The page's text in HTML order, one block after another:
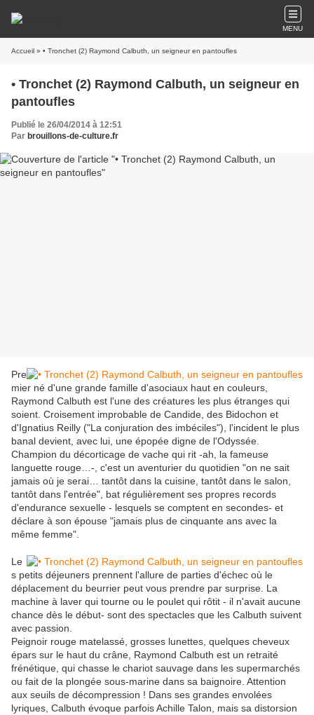
MENU
Accueil » • Tronchet (2) Raymond Calbuth, un seigneur en pantoufles
• Tronchet (2) Raymond Calbuth, un seigneur en
pantoufles
Publié le 26/04/2014 à 12:51
Par brouillons-de-culture.fr
Pre
mier né d'une grande famille d'asociaux haut en couleurs,
Raymond Calbuth est l'une des créatures les plus étranges qui
soient. Croisement improbable de Candide, des Bidochon et
d'Ignatius Reilly ("La conjuration des imbéciles"), l'incident le plus
banal devient, avec lui, une épopée digne de l'Odyssée.
Champion du décorticage de vache qui rit -ah, la fameuse
languette rouge…-, c'est un aventurier du quotidien "on ne sait
jamais où je serai… tantôt dans la cuisine, tantôt dans le salon,
tantôt dans l'entrée", bat régulièrement ses propres records
d'endurance sexuelle - lesquels se comptent en secondes- et
déclare à son épouse "jamais plus de cinquante ans avec la
même femme".
Le
s petits déjeuners prennent l'allure de parties d'échec où le
déplacement du beurrier peut vous prendre par surprise. La
machine à laver qui tourne ou le poulet qui rôtit - il n'avait aucune
chance dès le début- sont des spectacles que les Calbuth suivent
avec passion.
Peignoir rouge matelassé, grosses lunettes, quelques cheveux
épars sur le haut du crâne, Raymond Calbuth est un retraité
frénétique, qui chasse le chariot sauvage dans les supermarchés
ou fait de la plongée sous-marine dans sa baignoire. Attention
aux seuils de décompression ! Dans ses grandes envolées
lyriques, Calbuth évoque parfois Achille Talon, mais sa distorsion